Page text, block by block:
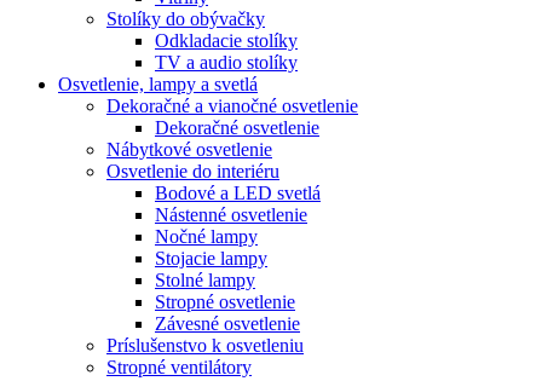
Stolíky do obývačky
Odkladacie stolíky
TV a audio stolíky
Osvetlenie, lampy a svetlá
Dekoračné a vianočné osvetlenie
Dekoračné osvetlenie
Nábytkové osvetlenie
Osvetlenie do interiéru
Bodové a LED svetlá
Nástenné osvetlenie
Nočné lampy
Stojacie lampy
Stolné lampy
Stropné osvetlenie
Závesné osvetlenie
Príslušenstvo k osvetleniu
Stropné ventilátory